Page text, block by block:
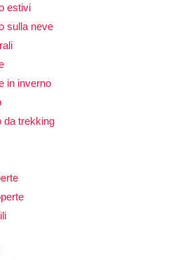
estivi
sulla neve
in inverno
da trekking